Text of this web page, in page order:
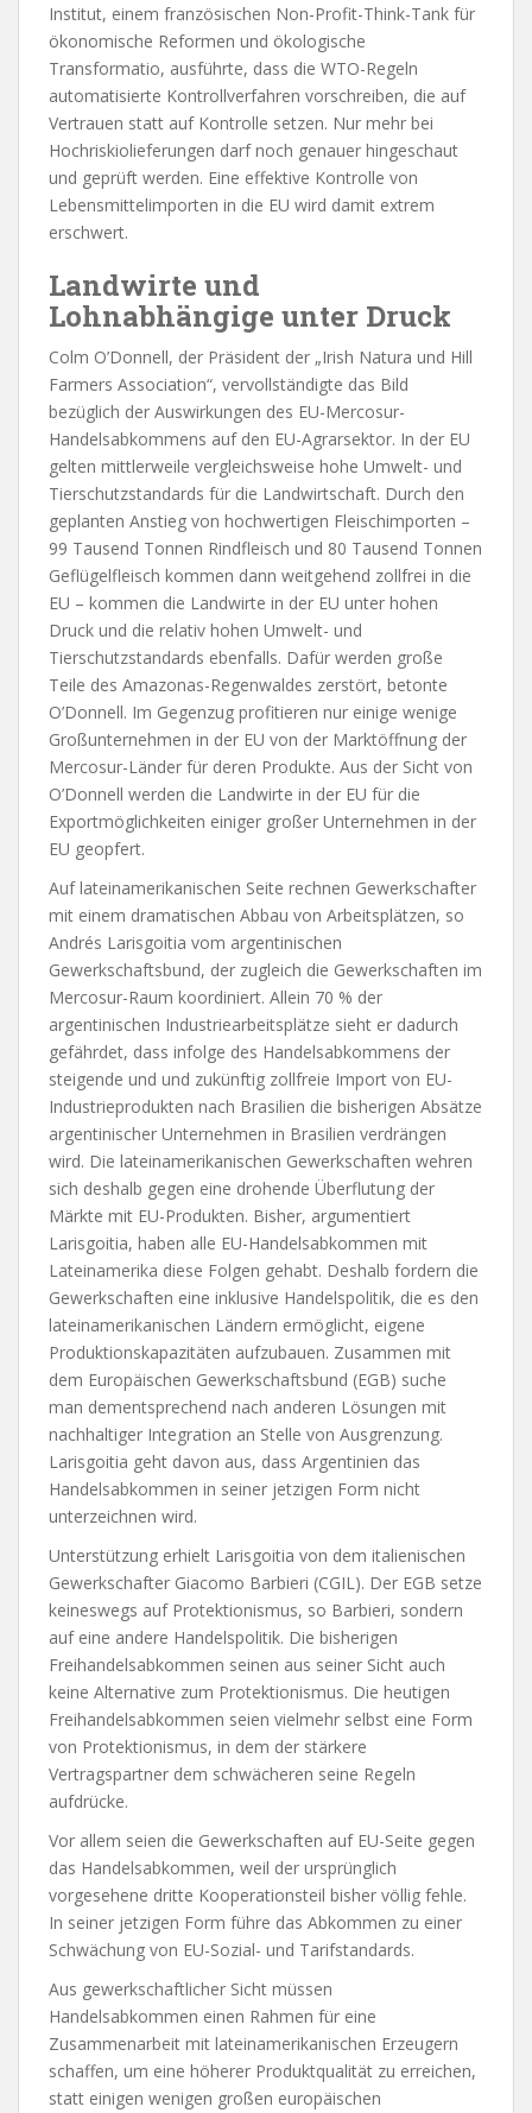
Institut, einem französischen Non-Profit-Think-Tank für
ökonomische Reformen und ökologische
Transformatio, ausführte, dass die WTO-Regeln
automatisierte Kontrollverfahren vorschreiben, die auf
Vertrauen statt auf Kontrolle setzen. Nur mehr bei
Hochriskiolieferungen darf noch genauer hingeschaut
und geprüft werden. Eine effektive Kontrolle von
Lebensmittelimporten in die EU wird damit extrem
erschwert.
Landwirte und
Lohnabhängige unter Druck
Colm O’Donnell, der Präsident der „Irish Natura und Hill
Farmers Association“, vervollständigte das Bild
bezüglich der Auswirkungen des EU-Mercosur-
Handelsabkommens auf den EU-Agrarsektor. In der EU
gelten mittlerweile vergleichsweise hohe Umwelt- und
Tierschutzstandards für die Landwirtschaft. Durch den
geplanten Anstieg von hochwertigen Fleischimporten –
99 Tausend Tonnen Rindfleisch und 80 Tausend Tonnen
Geflügelfleisch kommen dann weitgehend zollfrei in die
EU – kommen die Landwirte in der EU unter hohen
Druck und die relativ hohen Umwelt- und
Tierschutzstandards ebenfalls. Dafür werden große
Teile des Amazonas-Regenwaldes zerstört, betonte
O’Donnell. Im Gegenzug profitieren nur einige wenige
Großunternehmen in der EU von der Marktöffnung der
Mercosur-Länder für deren Produkte. Aus der Sicht von
O’Donnell werden die Landwirte in der EU für die
Exportmöglichkeiten einiger großer Unternehmen in der
EU geopfert.
Auf lateinamerikanischen Seite rechnen Gewerkschafter
mit einem dramatischen Abbau von Arbeitsplätzen, so
Andrés Larisgoitia vom argentinischen
Gewerkschaftsbund, der zugleich die Gewerkschaften im
Mercosur-Raum koordiniert. Allein 70 % der
argentinischen Industriearbeitsplätze sieht er dadurch
gefährdet, dass infolge des Handelsabkommens der
steigende und und zukünftig zollfreie Import von EU-
Industrieprodukten nach Brasilien die bisherigen Absätze
argentinischer Unternehmen in Brasilien verdrängen
wird. Die lateinamerikanischen Gewerkschaften wehren
sich deshalb gegen eine drohende Überflutung der
Märkte mit EU-Produkten. Bisher, argumentiert
Larisgoitia, haben alle EU-Handelsabkommen mit
Lateinamerika diese Folgen gehabt. Deshalb fordern die
Gewerkschaften eine inklusive Handelspolitik, die es den
lateinamerikanischen Ländern ermöglicht, eigene
Produktionskapazitäten aufzubauen. Zusammen mit
dem Europäischen Gewerkschaftsbund (EGB) suche
man dementsprechend nach anderen Lösungen mit
nachhaltiger Integration an Stelle von Ausgrenzung.
Larisgoitia geht davon aus, dass Argentinien das
Handelsabkommen in seiner jetzigen Form nicht
unterzeichnen wird.
Unterstützung erhielt Larisgoitia von dem italienischen
Gewerkschafter Giacomo Barbieri (CGIL). Der EGB setze
keineswegs auf Protektionismus, so Barbieri, sondern
auf eine andere Handelspolitik. Die bisherigen
Freihandelsabkommen seinen aus seiner Sicht auch
keine Alternative zum Protektionismus. Die heutigen
Freihandelsabkommen seien vielmehr selbst eine Form
von Protektionismus, in dem der stärkere
Vertragspartner dem schwächeren seine Regeln
aufdrücke.
Vor allem seien die Gewerkschaften auf EU-Seite gegen
das Handelsabkommen, weil der ursprünglich
vorgesehene dritte Kooperationsteil bisher völlig fehle.
In seiner jetzigen Form führe das Abkommen zu einer
Schwächung von EU-Sozial- und Tarifstandards.
Aus gewerkschaftlicher Sicht müssen
Handelsabkommen einen Rahmen für eine
Zusammenarbeit mit lateinamerikanischen Erzeugern
schaffen, um eine höherer Produktqualität zu erreichen,
statt einigen wenigen großen europäischen